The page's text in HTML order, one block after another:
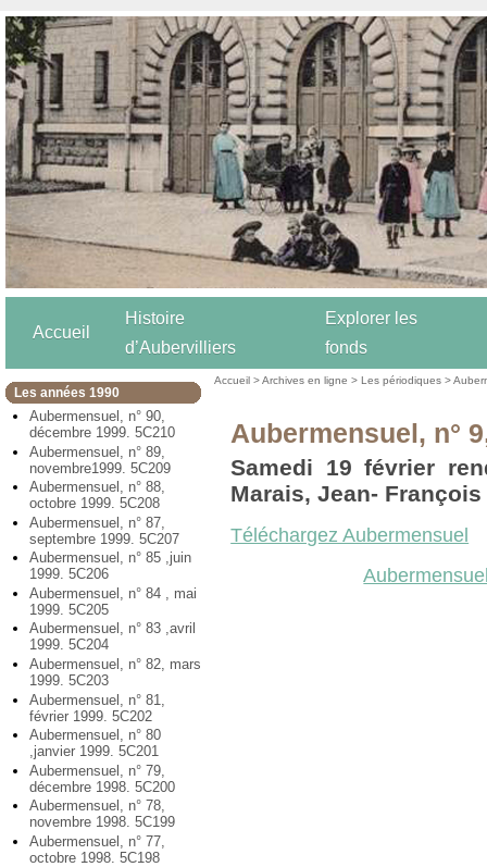
Accueil
Histoire
d’Aubervilliers
Explorer les
fonds
Les années 1990
Aubermensuel, n° 90,
décembre 1999. 5C210
Aubermensuel, n° 89,
novembre1999. 5C209
Aubermensuel, n° 88,
octobre 1999. 5C208
Aubermensuel, n° 87,
septembre 1999. 5C207
Aubermensuel, n° 85 ,juin
1999. 5C206
Aubermensuel, n° 84 , mai
1999. 5C205
Aubermensuel, n° 83 ,avril
1999. 5C204
Aubermensuel, n° 82, mars
1999. 5C203
Aubermensuel, n° 81,
février 1999. 5C202
Aubermensuel, n° 80
,janvier 1999. 5C201
Aubermensuel, n° 79,
décembre 1998. 5C200
Aubermensuel, n° 78,
novembre 1998. 5C199
Aubermensuel, n° 77,
octobre 1998. 5C198
Accueil >Archives en ligne >Les périodiques >
Aubermensuel, n°
Samedi 19 février
Marais, Jean-
Téléchargez Aubermensuel